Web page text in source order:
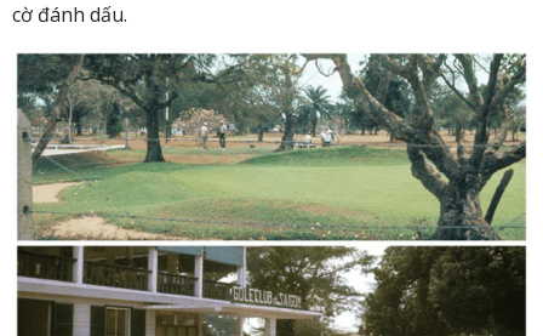
cờ đánh dấu.